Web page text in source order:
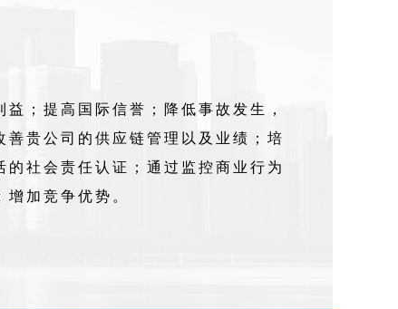
；提高国际信誉；降低事故发生，
贵公司的供应链管理以及业绩；培
社会责任认证；通过监控商业行为
加竞争优势。